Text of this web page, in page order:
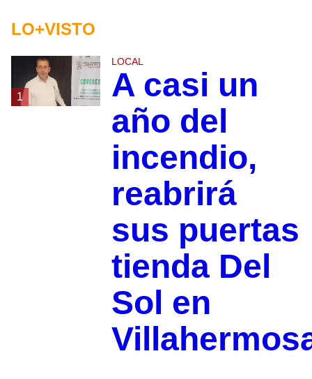
LO+VISTO
1
LOCAL
A casi un
año del
incendio,
reabrirá
sus puertas
tienda Del
Sol en